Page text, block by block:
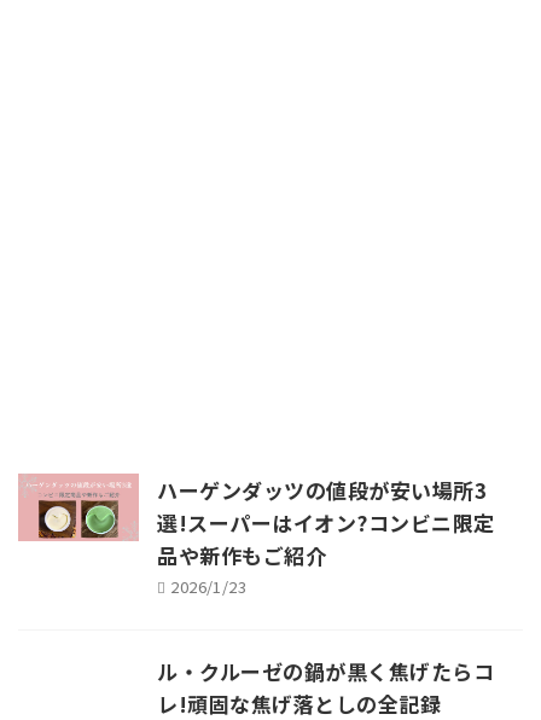
ハーゲンダッツの値段が安い場所3
選!スーパーはイオン?コンビニ限定
品や新作もご紹介
2026/1/23
ル・クルーゼの鍋が黒く焦げたらコ
レ!頑固な焦げ落としの全記録